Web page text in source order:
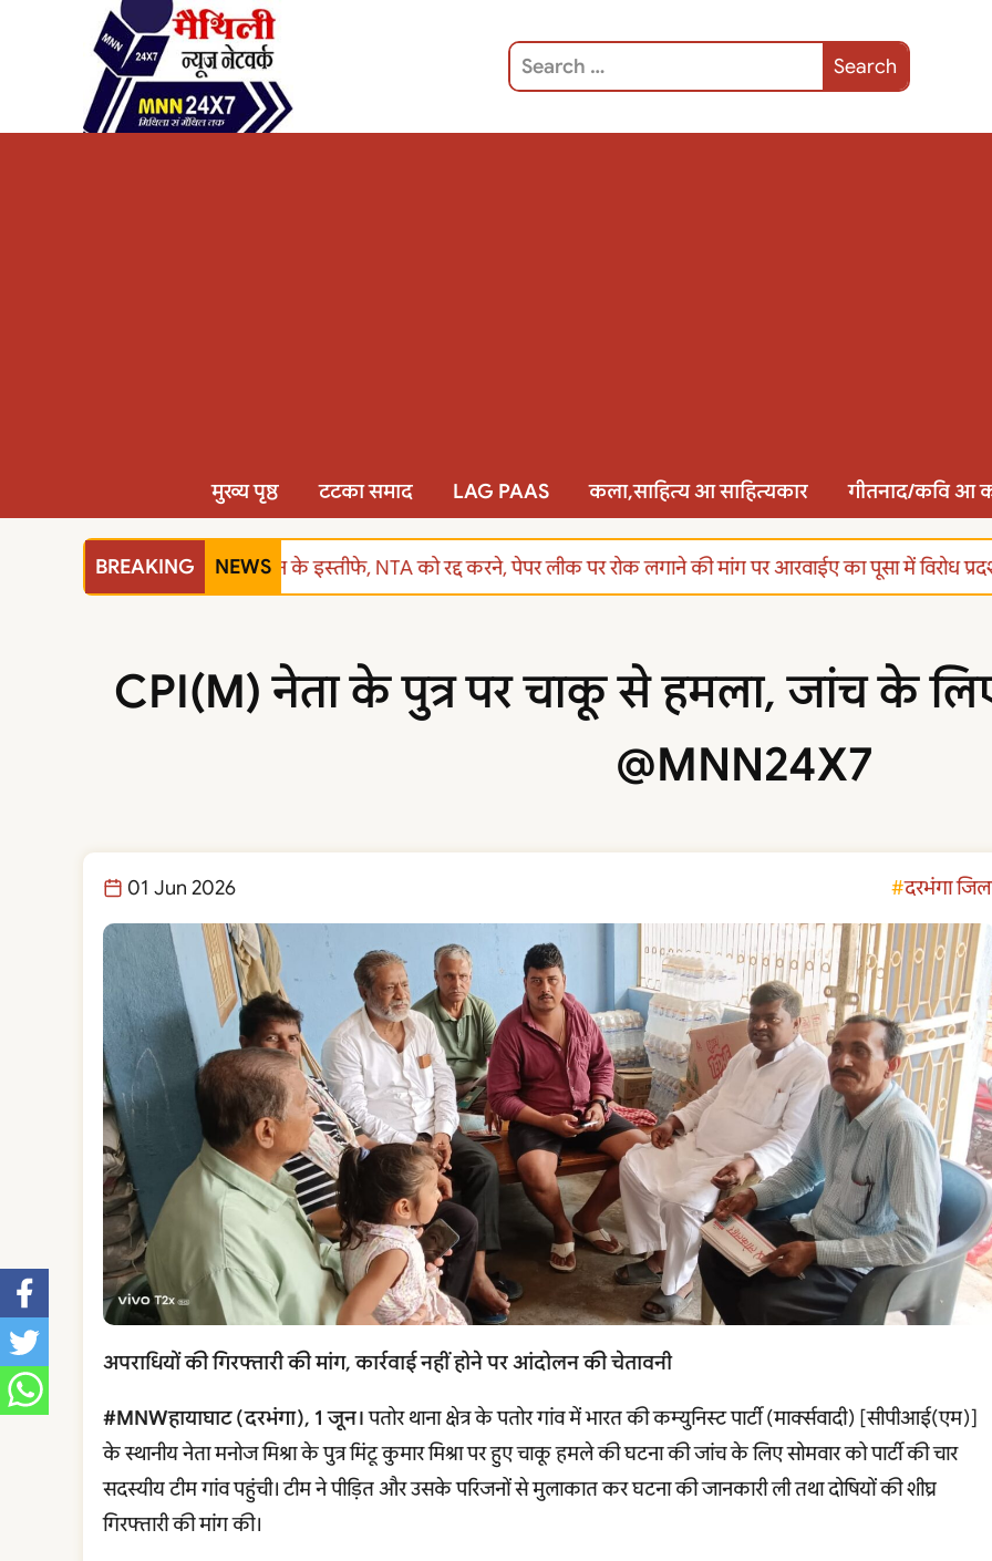
मुख्य पृष्ठ टटका समाद LAG PAAS कला,साहित्य आ साहित्यकार गीतनाद/कवि आ
BREAKING NEWS
शिक्षा मंत्री धर्मेंद्र प्रधान के इस्तीफे, NTA को रद्द करने, पेपर लीक पर रोक लगाने की मांग पर आरवाईए का पूसा में विरोध
CPI(M) नेता के पुत्र पर चाकू से हमला, जांच के लिए
@MNN24X7
01 Jun 2026 दरभंगा
अपराधियों की गिरफ्तारी की मांग, कार्रवाई नहीं होने पर आंदोलन की चेतावनी
#MNWहायाघाट (दरभंगा), 1 जून।पतोर थाना क्षेत्र के पतोर गांव में भारत की कम्युनिस्ट पार्टी (मार्क्सवादी) [सीपीआई(एम)]
के स्थानीय नेता मनोज मिश्रा के पुत्र मिंटू कुमार मिश्रा पर हुए चाकू हमले की घटना की जांच के लिए सोमवार को पार्टी की चार
सदस्यीय टीम गांव पहुंची। टीम ने पीड़ित और उसके परिजनों से मुलाकात कर घटना की जानकारी ली तथा दोषियों की शीघ्र
गिरफ्तारी की मांग की।